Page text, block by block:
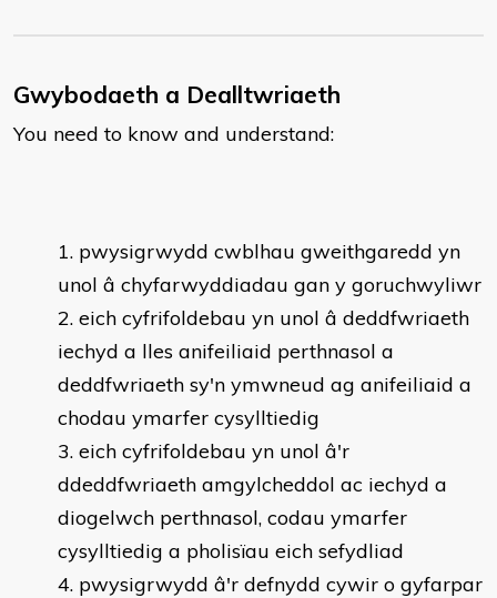
Gwybodaeth a Dealltwriaeth
You need to know and understand:
pwysigrwydd cwblhau gweithgaredd yn
unol â chyfarwyddiadau gan y goruchwyliwr
eich cyfrifoldebau yn unol â deddfwriaeth
iechyd a lles anifeiliaid perthnasol a
deddfwriaeth sy'n ymwneud ag anifeiliaid a
chodau ymarfer cysylltiedig
eich cyfrifoldebau yn unol â'r
ddeddfwriaeth amgylcheddol ac iechyd a
diogelwch perthnasol, codau ymarfer
cysylltiedig a pholisïau eich sefydliad
pwysigrwydd â'r defnydd cywir o gyfarpar